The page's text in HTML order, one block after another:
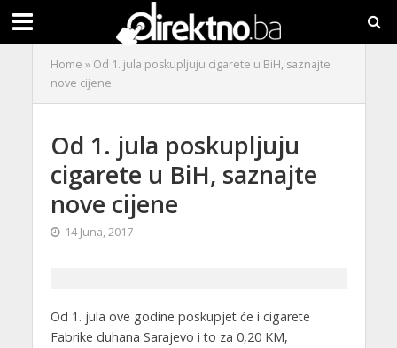
Home » Od 1. jula poskupljuju cigarete u BiH, saznajte
nove cijene
Od 1. jula poskupljuju
cigarete u BiH, saznajte
nove cijene
14 Juna, 2017
Od 1. jula ove godine poskupjet će i cigarete
Fabrike duhana Sarajevo i to za 0,20 KM,